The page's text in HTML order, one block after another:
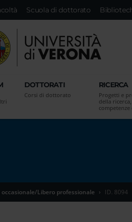
Scuola di dottorato
DOTTORATI
Corsi di dottorato
RICERCA
Progetti e
della ricerca,
Libero professionale ID. 8094